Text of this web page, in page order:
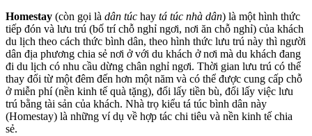
Homestay (còn gọi là dân túc hay tá túc nhà dân) là một hình thức
tiếp đón và lưu trú (bố trí chỗ nghỉ ngơi, nơi ăn chỗ nghỉ) của khách
du lịch theo cách thức bình dân, theo hình thức lưu trú này thì người
dân địa phương chia sẻ nơi ở với du khách ở nơi mà du khách đang
đi du lịch có nhu cầu dừng chân nghỉ ngơi. Thời gian lưu trú có thể
thay đổi từ một đêm đến hơn một năm và có thể được cung cấp chỗ
ở miễn phí (nền kinh tế quà tặng), đổi lấy tiền bù, đổi lấy việc lưu
trú bằng tài sản của khách. Nhà trọ kiểu tá túc bình dân này
(Homestay) là những ví dụ về hợp tác chi tiêu và nền kinh tế chia
sẻ.